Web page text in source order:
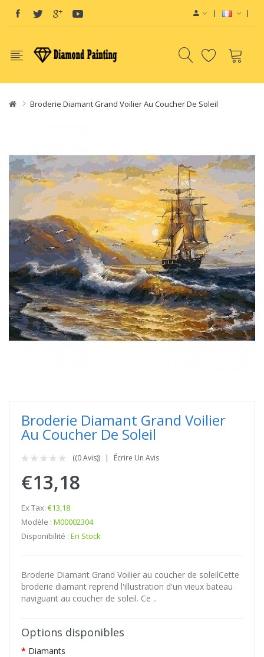
Liquid Vapor Starter Kits Vape E-Liquids
Broderie Diamant Grand Voilier Au Coucher De Soleil
Broderie Diamant Grand Voilier
Au Coucher De Soleil
((0 Avis)) Écrire Un Avis
€13,18
Ex Tax: €13,18
Modèle : M00002304
Disponibilité : En Stock
Broderie Diamant Grand Voilier au coucher de soleilCette
broderie diamant reprend l'illustration d'un vieux bateau
naviguant au coucher de soleil. Ce ..
Options disponibles
Diamants